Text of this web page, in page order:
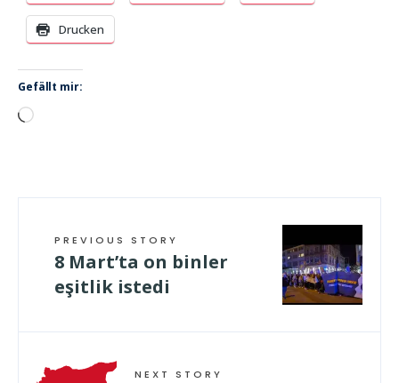
Drucken
Gefällt mir:
Wird
PREVIOUS STORY
8 Mart’ta on binler
eşitlik istedi
NEXT STORY